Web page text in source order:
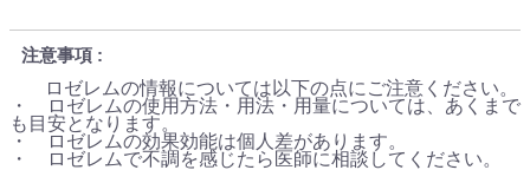
注意事項
ロゼレムの情報については以下の点にご注意ください。
・ ロゼレムの使用方法・用法・用量については、あくまで
も目安となります。
・ ロゼレムの効果効能は個人差があります。
・ ロゼレムで不調を感じたら医師に相談してください。